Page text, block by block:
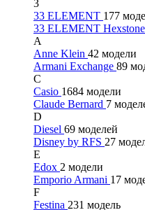
3
33 ELEMENT 177
33 ELEMENT Hexstone
A
Anne Klein 42 модели
Armani Exchange 89
C
Casio 1684 модели
Claude Bernard 7
D
Diesel 69 моделей
Disney by RFS 27
E
Edox 2 модели
Emporio Armani 17
F
Festina 231 модель